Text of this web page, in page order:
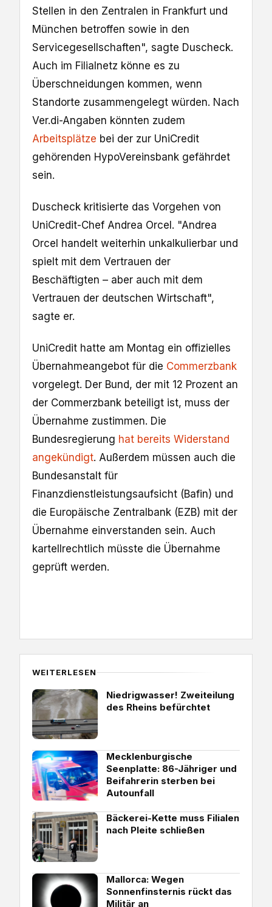
Stellen in ⁠den Zentralen ​in Frankfurt und
München betroffen sowie ‌in den
Servicegesellschaften", ‌sagte Duscheck.
Auch im Filialnetz ​könne es zu
Überschneidungen kommen, wenn
Standorte zusammengelegt würden. Nach
​Ver.di-Angaben könnten zudem
Arbeitsplätze bei der zur UniCredit
gehörenden HypoVereinsbank gefährdet
sein.
Duscheck kritisierte das ‌Vorgehen von
UniCredit-Chef Andrea Orcel. "Andrea ​
Orcel handelt weiterhin unkalkulierbar und
spielt mit ⁠dem ​Vertrauen der
Beschäftigten – ‌aber auch mit dem
Vertrauen der deutschen Wirtschaft",
sagte ‌er.
UniCredit hatte am Montag ein offizielles
Übernahmeangebot für die Commerzbank
vorgelegt. Der Bund, der mit 12 Prozent an
der Commerzbank beteiligt ist, muss der
Übernahme zustimmen. Die
Bundesregierung hat bereits Widerstand
angekündigt. Außerdem müssen auch die
Bundesanstalt für
Finanzdienstleistungsaufsicht (Bafin) und
die Europäische Zentralbank (EZB) mit der
Übernahme einverstanden sein. Auch
kartellrechtlich müsste die Übernahme
geprüft werden.
WEITERLESEN
Niedrigwasser! Zweiteilung
des Rheins befürchtet
Mecklenburgische
Seenplatte: 86-Jähriger und
Beifahrerin sterben bei
Autounfall
Bäckerei-Kette muss Filialen
nach Pleite schließen
Mallorca: Wegen
Sonnenfinsternis rückt das
Militär an